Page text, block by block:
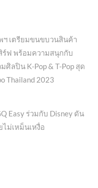
ฯ เตรียมขนขบวนสินค้า
ร์ฟ พร้อมความสนุกกับ
ศิลปิน K-Pop & T-Pop สุด
Thailand 2023
Easy ร่วมกับ Disney ดัน
ม่เหม็นเหงื่อ